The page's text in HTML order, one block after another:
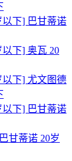
以下] 巴甘蒂诺
以下] 奥瓦 20
以下] 尤文图德
以下] 巴甘蒂诺
甘蒂诺 20岁